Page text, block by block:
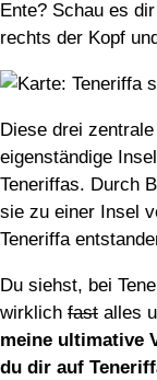
Ente? Schau es
rechts der Kopf
Diese drei
eigenständige
Teneriffas. Durch
sie zu einer Insel
Teneriffa
Du siehst, bei
wirklich fast alles
meine ultimative
du dir auf